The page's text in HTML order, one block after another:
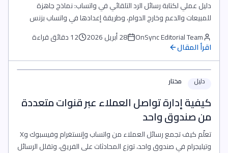
دليل عملي لكتابة رسائل الرد التلقائي في واتساب: نماذج جاهزة
للمبيعات والدعم وخارج الدوام، وطريقة إعدادها في واتساب بزنس
OnSync Editorial Team 28 أبريل 2026 12 دقائق قراءة
اقرأ المقال
دليل مختار
كيفية إدارة تواصل العملاء عبر قنوات متعددة
من صندوق واحد
تعلّم كيف تجمع رسائل العملاء من واتساب وإنستغرام وفيسبوك وX
وتيليجرام في صندوق واحد، توزع المحادثات على الفريق، وتقلل الرسائل